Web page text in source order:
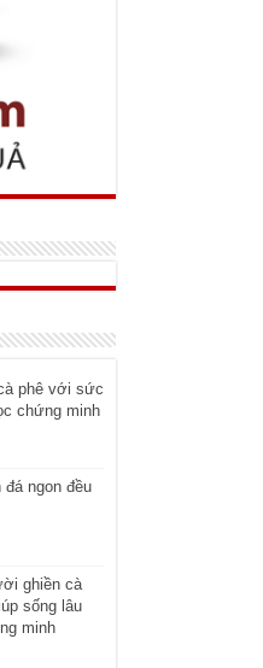
phê với sức
chứng minh
ngon đều
ghiền cà
sống lâu
minh